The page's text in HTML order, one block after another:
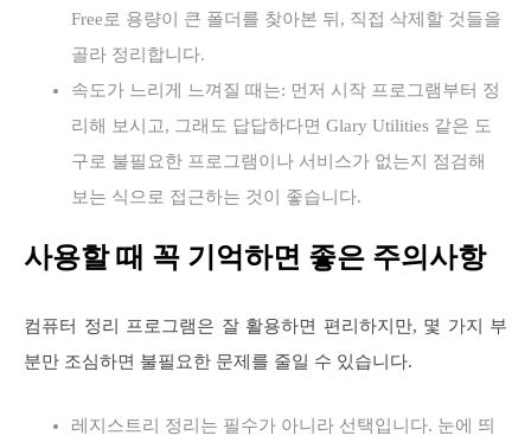
Free로 용량이 큰 폴더를 찾아본 뒤, 직접 삭제할 것들을
골라 정리합니다.
속도가 느리게 느껴질 때는: 먼저 시작 프로그램부터 정
리해 보시고, 그래도 답답하다면 Glary Utilities 같은 도
구로 불필요한 프로그램이나 서비스가 없는지 점검해
보는 식으로 접근하는 것이 좋습니다.
사용할 때 꼭 기억하면 좋은 주의사항
컴퓨터 정리 프로그램은 잘 활용하면 편리하지만, 몇 가지 부
분만 조심하면 불필요한 문제를 줄일 수 있습니다.
레지스트리 정리는 필수가 아니라 선택입니다. 눈에 띄